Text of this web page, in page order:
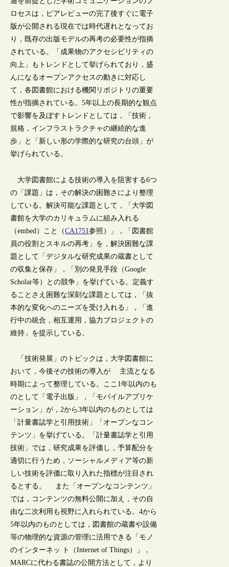
ロセスは，ピアレビューの完了後すぐに電子
版が公開される現在では時代遅れとなってお
り，既存の出版モデルの再考の必要性が指摘
されている。「成果物のアクセシビリティの
向上」もトレンドとして挙げられており，盛
んになるオープンアクセスの動きに対応し
て，各図書館における機関リポジトリの重要
性が指摘されている。5年以上の長期的な観点
で影響を及ぼすトレンドとしては，「技術，
規格，インフラストラクチャの継続的な進
歩」と「新しい形の学際的な研究の台頭」が
挙げられている。
大学図書館による技術の導入を阻害する6つ
の「課題」は，その解決の困難さにより整理
している。解決可能な課題として，「大学図
書館を大学のカリキュラムに組み入れる
（embed）こと（CA1751参照）」，「図書館
員の役割とスキルの再考」を，解決困難な課
題として「デジタルな研究成果の蔵書として
の収集と保存」，「別の発見手段（Google
Scholar等）との競争」を挙げている。定義す
ることさえ困難な深刻な課題としては，「抜
本的な変化へのニーズを受け入れる」，「進
行中の統合，相互運用，協力プロジェクトの
維持」を提示している。
「技術発展」のトピックは，大学図書館に
おいて，今後その技術の導入が 主流となる
時期によって整理している。ここ1年以内のも
のとして「電子出版」，「モバイルアプリケ
ーション」が，2から3年以内のものとしては
「計量書誌学と引用技術」「オープンなコン
テンツ」を挙げている。「計量書誌学と引用
技術」では，研究成果を評価し，予算配分を
適切に行うため，ソーシャルメディア等の新
しい技術を評価に取り入れた指標が注目され
るとする。 また「オープンなコンテンツ」
では，コンテンツの無料公開に加え，その自
由な二次利用も視野に入れられている。4から
5年以内のものとしては，図書館の蔵書や設備
等の物理的な資源の管理に活用できる「モノ
のインターネッ ト（Internet of Things）」，
MARCに代わる書誌の公開方法として，より